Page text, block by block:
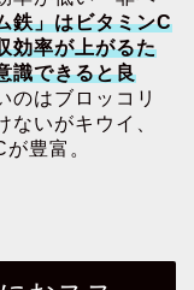
鉄」はビタミンC
効率が上がるた
識できると良
のはブロッコリ
ないがキウイ、
豊富。